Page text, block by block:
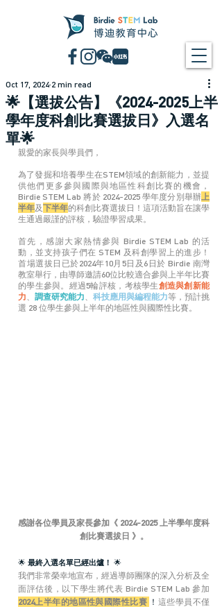
🌟【選拔公告】《2024-2025上半
學年度科創比賽選拔日》入選名
單🌟
Oct 17, 2024 2 min read
親愛的家長與學員們，
為了發掘和培養學生在STEM領域的創新能力，並提
供他們更多參與國際與地區性科創比賽的機會，
Birdie STEM Lab 將於 2024-2025 學年度分別舉辦上
半年及下半年的科創比賽選拔日！這項活動旨在讓學
生通過嚴謹的評核，驗證學習成果。
首先，感謝大家熱情參與 Birdie STEM Lab 的活
動，並支持孩子們在 STEM 及科創學習上的進步！
首場選拔日已於2024年10月5日及6日於 Birdie 南灣
教室舉行， 由導師邀請60位比較適合參與上半年比賽
的學生參與。 經過5輪評核， 考核學生創造與創新能
力、 調查研究能力、 科技應用與編程能力等，預計挑
選 28 位學生參與上半年的地區性與國際性比賽。
感謝各位學員及家長參加《 2024-2025 上半學年度科
創比賽選拔日 》。
🌟 最終入選名單已經出爐！ 🌟
我們非常榮幸地宣布，經過導師團隊的深入分析及全
面評估後，以下學生將代表 Birdie STEM Lab 參加
2024上半年的地區性與國際性比賽 ！ 這些學員不僅